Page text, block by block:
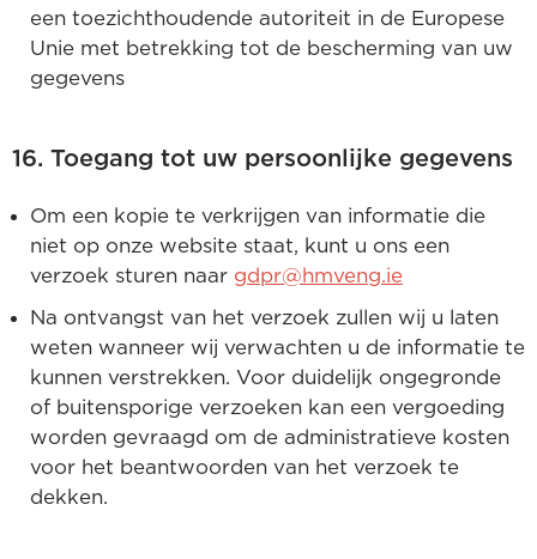
een toezichthoudende autoriteit in de Europese
Unie met betrekking tot de bescherming van uw
gegevens
16. Toegang tot uw persoonlijke gegevens
Om een kopie te verkrijgen van informatie die
niet op onze website staat, kunt u ons een
verzoek sturen naar gdpr@hmveng.ie
Na ontvangst van het verzoek zullen wij u laten
weten wanneer wij verwachten u de informatie te
kunnen verstrekken. Voor duidelijk ongegronde
of buitensporige verzoeken kan een vergoeding
worden gevraagd om de administratieve kosten
voor het beantwoorden van het verzoek te
dekken.